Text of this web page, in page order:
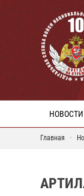
НОВОСТИ
Главная